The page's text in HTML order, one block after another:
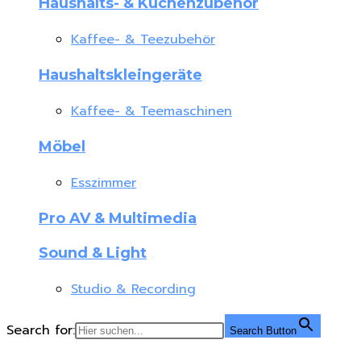
Haushalts- & Küchenzubehör
Kaffee- & Teezubehör
Haushaltskleingeräte
Kaffee- & Teemaschinen
Möbel
Esszimmer
Pro AV & Multimedia
Sound & Light
Studio & Recording
Search for: Search Button